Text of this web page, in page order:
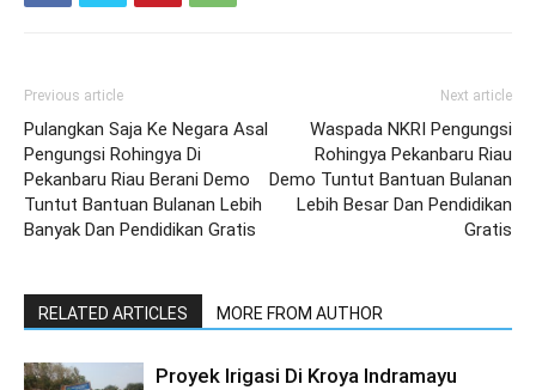
Previous article
Pulangkan Saja Ke Negara Asal
Pengungsi Rohingya Di
Pekanbaru Riau Berani Demo
Tuntut Bantuan Bulanan Lebih
Banyak Dan Pendidikan Gratis
Next article
Waspada NKRI Pengungsi
Rohingya Pekanbaru Riau
Demo Tuntut Bantuan Bulanan
Lebih Besar Dan Pendidikan
Gratis
RELATED ARTICLES MORE FROM AUTHOR
Proyek Irigasi Di Kroya Indramayu